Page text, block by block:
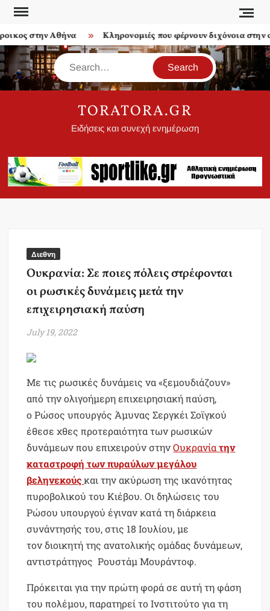
Skip
contentστην Αθήνα Κληρονομιές που φέρνουν διχόνοια στην
Search
TORATORA.GR
Ειδήσεις και συνεχή ενημέρωση
Διεθνη
Ουκρανία: Σε ποιες πόλεις στρέφονται
οι ρωσικές δυνάμεις μετά την
επιχειρησιακή παύση
July 19, 2022
Με τις ρωσικές δυνάμεις να «ξεμουδιάζουν»
από την ολιγοήμερη επιχειρησιακή παύση,
ο Ρώσος υπουργός Άμυνας Σεργκέι Σοϊγκού
έθεσε χθες προτεραιότητα των ρωσικών
δυνάμεων που επιχειρούν στηνΟυκρανίατην
καταστροφή των πυραύλων μεγάλου
βεληνεκούς και την ακύρωση της ικανότητας
πυροβολικού του Κιέβου. Οι δηλώσεις του
Ρώσου υπουργού έγιναν κατά τη διάρκεια
συνάντησής του, στις 18 Ιουλίου, με
τον διοικητή της ανατολικής ομάδας δυνάμεων,
αντιστράτηγος Ρουστάμ Μουράντοφ.
Πρόκειται για την πρώτη φορά σε αυτή τη φάση
του πολέμου, παρατηρεί το Ινστιτούτο για τη